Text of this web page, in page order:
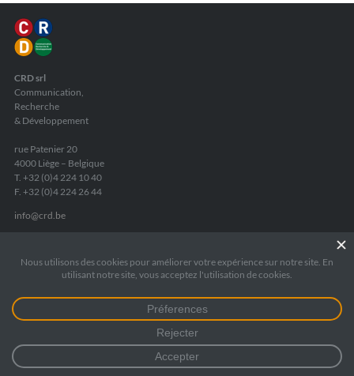
CRD srl
Communication,
Recherche
& Développement
rue Patenier 20
4000 Liège – Belgique
T. +32 (0)4 224 10 40
F. +32 (0)4 224 26 44
info@crd.be
RPM Liège: 172 5545
Fortis Banque:
Mentions légales